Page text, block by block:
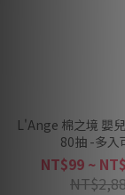
L'Ange 棉之境 嬰
80抽 -多入
NT$99 ~